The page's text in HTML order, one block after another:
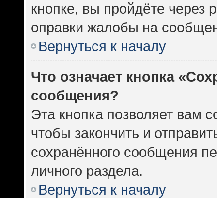
кнопке, вы пройдёте
оправки жалобы на
Вернуться к началу
Что означает кнопка
сообщения?
Эта кнопка позволяет вам
чтобы закончить и
сохранённого сообщения
личного раздела.
Вернуться к началу